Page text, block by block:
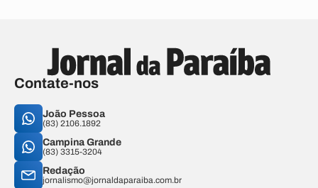
Contate-nos
João Pessoa
(83) 2106.1892
Campina Grande
(83) 3315-3204
Redação
jornalismo@jornaldaparaiba.com.br